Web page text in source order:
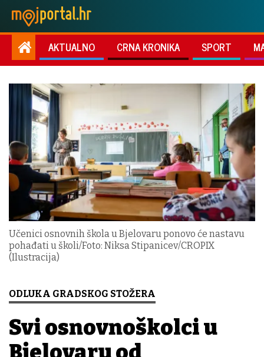
AKTUALNO CRNA KRONIKA SPORT
Učenici osnovnih škola u Bjelovaru ponovo će nastavu
pohađati u školi/Foto: Niksa Stipanicev/CROPIX
(Ilustracija)
ODLUKA GRADSKOG STOŽERA
Svi osnovnoškolci u